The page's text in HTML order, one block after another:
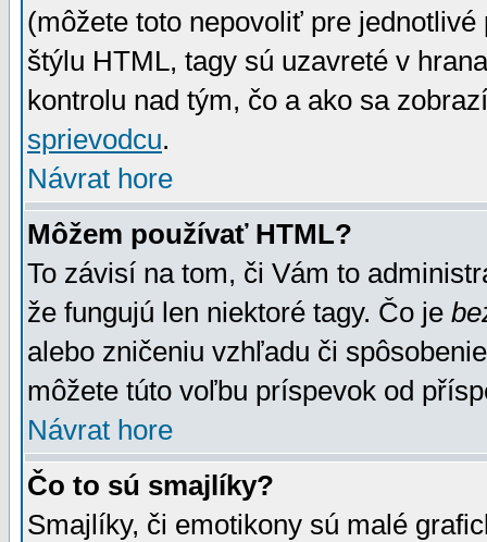
(môžete toto nepovoliť pre
štýlu HTML, tagy sú uzavreté v
kontrolu nad tým, čo a ako sa
sprievodcu.
Návrat hore
Môžem používať HTML?
To závisí na tom, či Vám to
že fungujú len niektoré tagy. Čo je
alebo zničeniu vzhľadu či
môžete túto voľbu príspevok od
Návrat hore
Čo to sú smajlíky?
Smajlíky, či emotikony sú malé